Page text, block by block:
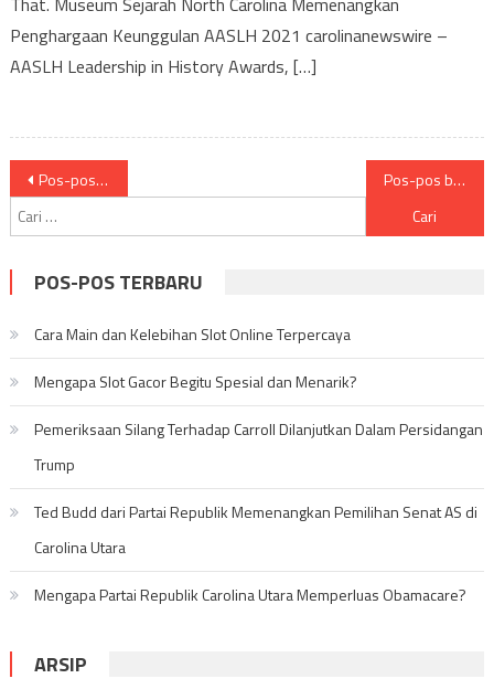
2021
Penghargaan Keunggulan AASLH 2021 carolinanewswire –
AASLH Leadership in History Awards, […]
Navigasi
pos
Pos-pos lama Pos-pos baru
Cari
POS-POS TERBARU
Cara Main dan Kelebihan Slot Online Terpercaya
Mengapa Slot Gacor Begitu Spesial dan Menarik?
Pemeriksaan Silang Terhadap Carroll Dilanjutkan Dalam Persidangan
Trump
Ted Budd dari Partai Republik Memenangkan Pemilihan Senat AS di
Carolina Utara
Mengapa Partai Republik Carolina Utara Memperluas Obamacare?
ARSIP